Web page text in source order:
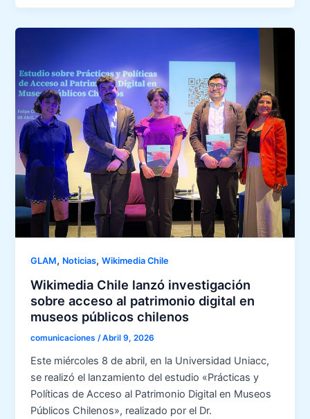
GLAM, Noticias,Wikimedia Chile
Wikimedia Chile lanzó investigación
sobre acceso al patrimonio digital en
museos públicos chilenos
comunicaciones/Abril 9, 2026
Este miércoles 8 de abril, en la Universidad Uniacc,
se realizó el lanzamiento del estudio «Prácticas y
Políticas de Acceso al Patrimonio Digital en Museos
Públicos Chilenos», realizado por el Dr.